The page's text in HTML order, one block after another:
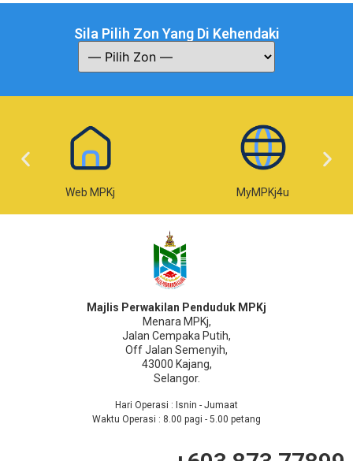
Sila Pilih Zon Yang Di Kehendaki
Web MPKj MyMPKj4u
Majlis Perwakilan Penduduk MPKj
Menara MPKj,
Jalan Cempaka Putih,
Off Jalan Semenyih,
43000 Kajang,
Selangor.
Hari Operasi : Isnin - Jumaat
Waktu Operasi : 8.00 pagi - 5.00 petang